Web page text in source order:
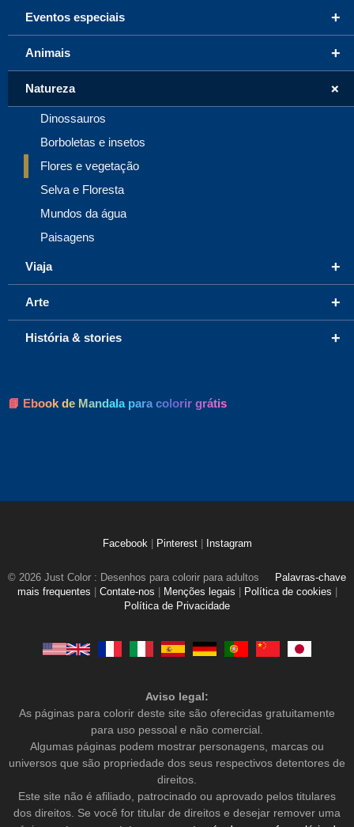
+
Eventos especiais
+
Animais
+
Natureza
Dinossauros
Borboletas e insetos
Flores e vegetação
Selva e Floresta
Mundos da água
Paisagens
+
Viaja
+
Arte
+
História & stories
📘 Ebook de Mandala para colorir grátis
Facebook Pinterest Instagram
© 2026 Just Color : Desenhos para colorir para adultos
Palavras-chave
mais frequentes
Contate-nos Menções legais Política de cookies
Política de Privacidade
Aviso legal:
As páginas para colorir deste site são oferecidas gratuitamente
para uso pessoal e não comercial.
Algumas páginas podem mostrar personagens, marcas ou
universos que são propriedade dos seus respectivos detentores de
direitos.
Este site não é afiliado, patrocinado ou aprovado pelos titulares
dos direitos. Se você for titular de direitos e desejar remover uma